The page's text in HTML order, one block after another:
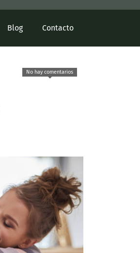
Blog Contacto
No hay comentarios